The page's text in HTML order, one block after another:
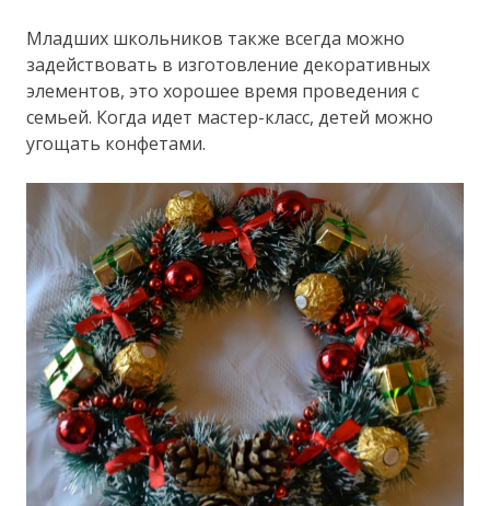
Младших школьников также всегда можно
задействовать в изготовление декоративных
элементов, это хорошее время проведения с
семьей. Когда идет мастер-класс, детей можно
угощать конфетами.